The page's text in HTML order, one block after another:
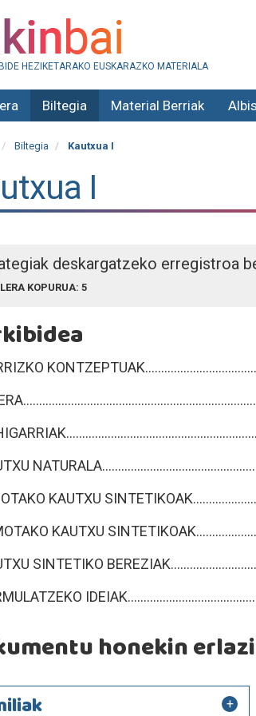
HEZIKETARAKO EUSKARAZKO MATERIALA
Biltegia Material Berriak
Biltegia Kautxua I
I
deskargatzeko erregistroa
KOPURUA: 5
KAUTXU
KAUTXU
SINTETIKO
honekin